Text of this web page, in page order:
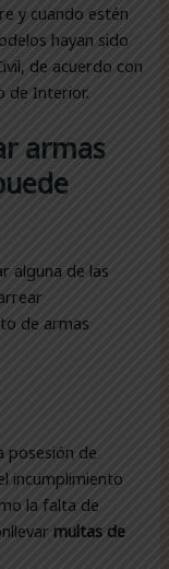
y cuando estén
hayan sido
de acuerdo con
de Interior.
armas
alguna de las
de armas
posesión de
incumplimiento
la falta de
multas de